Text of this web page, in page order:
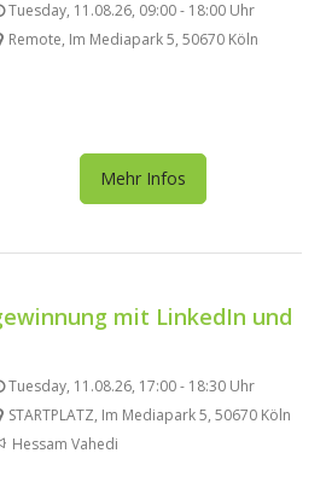
Tuesday, 11.08.26, 09:00 - 18:00 Uhr
Remote, Im Mediapark 5, 50670 Köln
Mehr Infos
mit LinkedIn und
Tuesday, 11.08.26, 17:00 - 18:30 Uhr
STARTPLATZ, Im Mediapark 5, 50670 Köln
Hessam Vahedi